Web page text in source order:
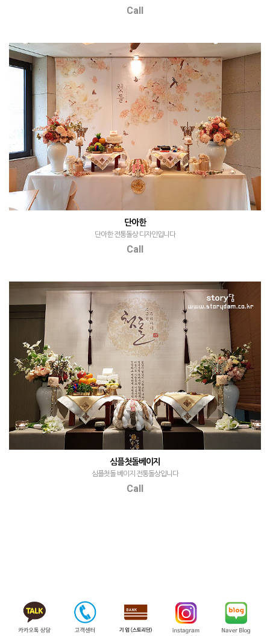
Call
단아한
단아한 전통돌상 디자인입니다
Call
심플첫돌베이지
심플첫돌 베이지 전통돌상입니다
Call